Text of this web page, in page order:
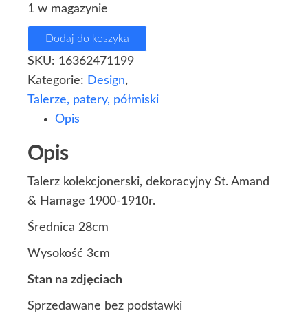
1 w magazynie
Dodaj do koszyka
SKU: 16362471199
Kategorie: Design,
Talerze, patery, półmiski
Opis
Opis
Talerz kolekcjonerski, dekoracyjny St. Amand
& Hamage 1900-1910r.
Średnica 28cm
Wysokość 3cm
Stan na zdjęciach
Sprzedawane bez podstawki